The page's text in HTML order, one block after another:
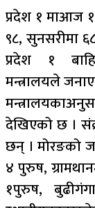
प्रदेश १ माआज
९८, सुनसरीमा
प्रदेश १
मन्त्रालयले
देखिएको छ ।
छन् । मोरङको
४ पुरुष,
१पुरुष,